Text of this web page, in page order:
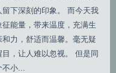
下深刻的印象。 而今天我
能量，带来温度，充满生
力，舒适而温馨。毫无疑
，让人难以忽视。 但是同
不小...